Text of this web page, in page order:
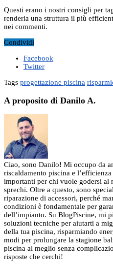
Questi erano i nostri consigli per
renderla una struttura il più
nei commenti.
Condividi
Facebook
Twitter
Tags progettazione piscina
A proposito di Danilo A.
Ciao, sono Danilo! Mi occupo da
riscaldamento piscina e
importanti per chi vuole godersi al
sprechi. Oltre a questo, sono
riparazione di accessori, perché
condizioni è fondamentale per
dell’impianto. Su BlogPiscine, mi
soluzioni tecniche per aiutarti a
della tua piscina, risparmiando
modi per prolungare la stagione
piscina al meglio senza
risposte che cerchi!